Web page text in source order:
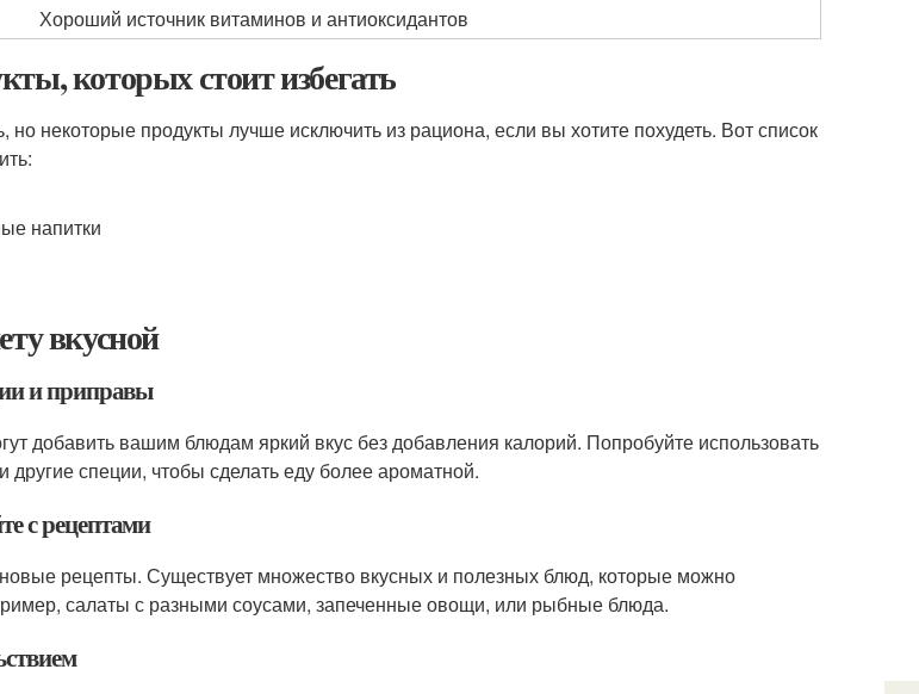
Хороший источник витаминов и антиоксидантов
которых стоит избегать
но некоторые продукты лучше исключить из рациона, если вы хотите похудеть. Вот список
напитки
вкусной
и приправы
добавить вашим блюдам яркий вкус без добавления калорий. Попробуйте использовать
другие специи, чтобы сделать еду более ароматной.
с рецептами
рецепты. Существует множество вкусных и полезных блюд, которые можно
салаты с разными соусами, запеченные овощи, или рыбные блюда.